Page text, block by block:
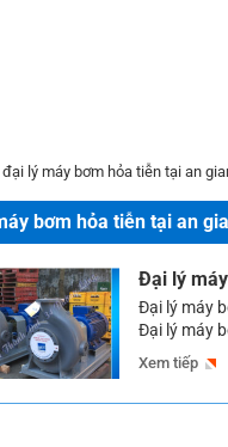
đại lý máy bơm hỏa tiễn tại an
bơm hỏa tiễn tại an
Đại lý
Đại lý máy
Đại lý máy
được sử
nguồn
Xem tiếp